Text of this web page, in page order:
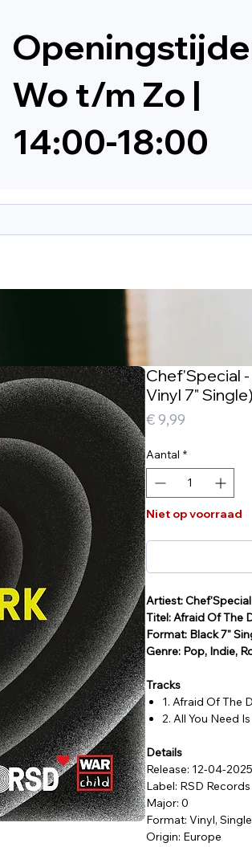
Wo t/m Zo |
14:00-18:00
Chef'Special
Vinyl 7" Single)
€ 9,99
Aantal *
Niet op voorraad
Artiest:
Titel: Afraid Of The
Format: Black 7"
Genre: Pop, Indie,
Tracks
1. Afraid Of The
2. All You Need
Details
Release: 12-04-2025
Label: RSD Records
Major: 0
Format: Vinyl, Single
Origin: Europe